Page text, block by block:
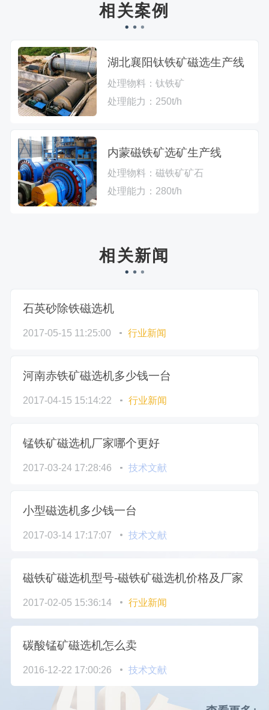
相关案例
湖北襄阳钛铁矿磁选生产线
处理物料：钛铁矿
处理能力： 250t/h
内蒙磁铁矿选矿生产线
处理物料：磁铁矿矿石
处理能力： 280t/h
相关新闻
石英砂除铁磁选机
2017-05-15 11:25:00 行业新闻
河南赤铁矿磁选机多少钱一台
2017-04-15 15:14:22 行业新闻
锰铁矿磁选机厂家哪个更好
2017-03-24 17:28:46 技术文献
小型磁选机多少钱一台
2017-03-14 17:17:07 技术文献
磁铁矿磁选机型号-磁铁矿磁选机价格及厂家
2017-02-05 15:36:14 行业新闻
碳酸锰矿磁选机怎么卖
2016-12-22 17:00:26 技术文献